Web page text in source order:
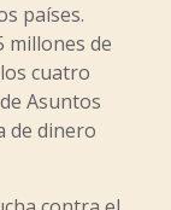
países.
millones de
cuatro
Asuntos
de dinero